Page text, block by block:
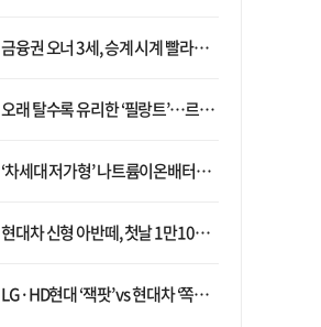
금융권 오너 3세, 승계 시계 빨라지나…한국투자 ‘속도’·미래에셋·메리츠는 ‘거리두기’
오래 탈수록 유리한 ‘필랑트’…르노코리아, 5년 뒤 잔존가치 53% 보장
‘차세대 저가형’ 나트륨이온배터리 시대 오나…LG화학·에코프로, 상용화 속도낸다
현대차 신형 아반떼, 첫날 1만1094대 계약…역대 최고치 경신
LG·HD현대 ‘잭팟’ vs 현대차 ‘쪽박’…글로벌 사모펀드, 韓 대기업 투자 ‘희비’